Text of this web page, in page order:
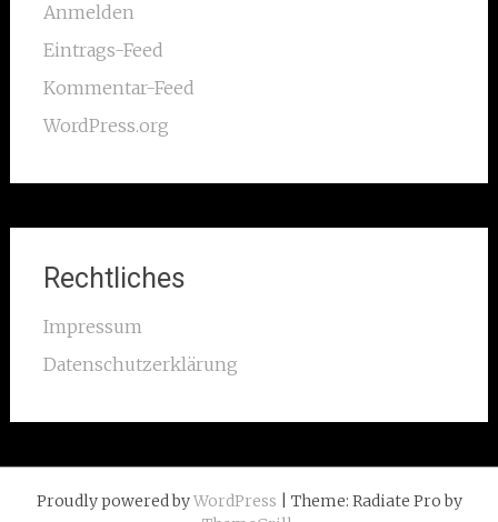
Anmelden
Eintrags-Feed
Kommentar-Feed
WordPress.org
Rechtliches
Impressum
Datenschutzerklärung
Proudly powered byWordPress | Theme: Radiate Pro by